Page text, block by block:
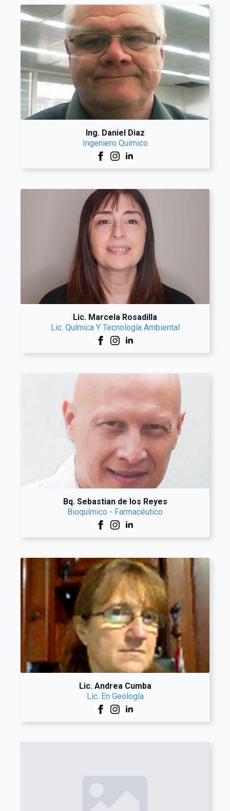
Ing. Daniel Diaz
Ingeniero Químico
Lic. Marcela Rosadilla
Lic. Química Y Tecnología Ambiental
Bq. Sebastian de los Reyes
Bioquímico - Farmacéutico
Lic. Andrea Cumba
Lic. En Geología